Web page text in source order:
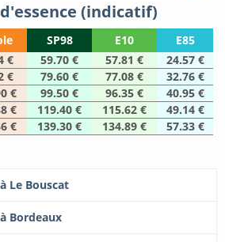
(indicatif)
SP98 E10
E85
€ 59.70 € 57.81 €
24.57 €
€ 79.60 € 77.08 €
32.76 €
€ 99.50 € 96.35 €
40.95 €
€ 119.40 € 115.62 €
49.14 €
€ 139.30 € 134.89 € 57.33 €
Le Bouscat
Bordeaux